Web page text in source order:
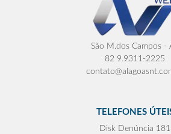
São M.dos Campos -
82 9.9311-2225
TELEFONES
Disk Denúncia 181